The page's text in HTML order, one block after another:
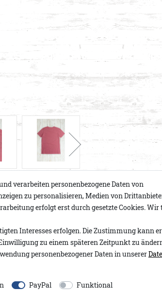
lieben. In
er durch
für einen
Modell:
Inhalt:1 Stück
EU-
verarbeiten personenbezogene Daten von
zu personalisieren, Medien von
erfolgt erst durch gesetzte Cookies. Wir
Interesses erfolgen. Die Zustimmung kann
zu einem späteren Zeitpunkt zu
personenbezogener Daten in unserer
PayPal
Funktional